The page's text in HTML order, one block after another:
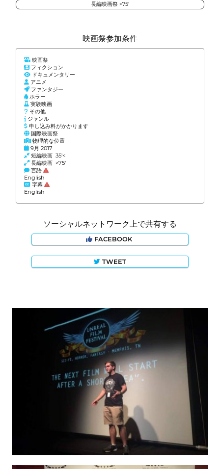
長編映画祭 >75'
映画祭参加条件
映画祭
フィクション
ドキュメンタリー
アニメ
ファンタジー
ホラー
実験映画
その他
ジャンル
申し込み料がかかります
国際映画祭
物理的な位置
9月 2017
短編映画 35'<
長編映画 >75'
言語
English
字幕
English
ソーシャルネットワーク上で共有する
FACEBOOK
TWEET